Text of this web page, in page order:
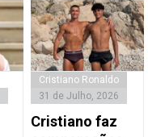
Cristiano Ronaldo
31 de Julho, 2026
Cristiano faz